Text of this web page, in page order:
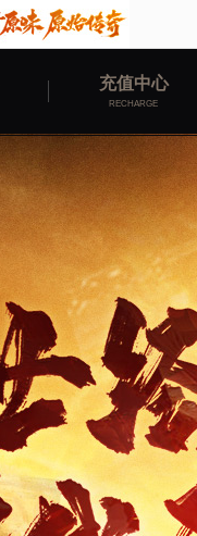
充值中心
RECHARGE